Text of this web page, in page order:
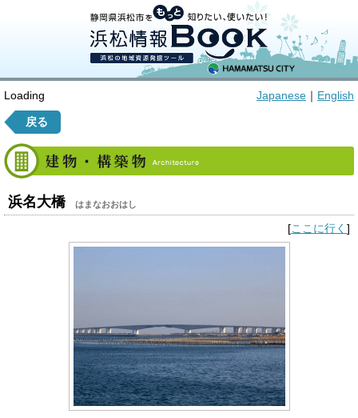
Loading Japanese ｜ English
戻る
浜名大橋 はまなおおはし
[ここに行く ]